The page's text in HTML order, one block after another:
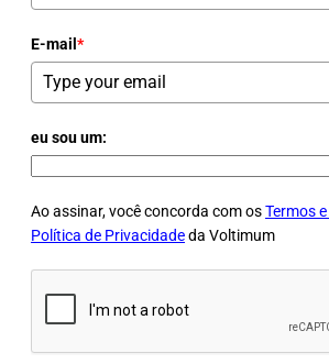
E-mail *
eu sou um:
Ao assinar, você concorda com osTermos
Política de Privacidadeda Voltimum